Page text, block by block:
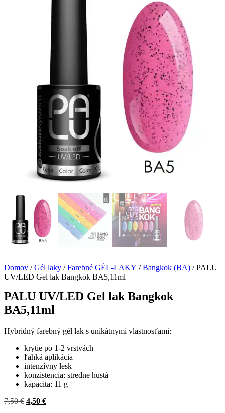
Domov /Gél laky /Farebné GÉL-LAKY /Bangkok (BA) / PALU
UV/LED Gel lak Bangkok BA5,11ml
PALU UV/LED Gel lak Bangkok
BA5,11ml
Hybridný farebný gél lak s unikátnymi vlastnosťami:
krytie po 1-2 vrstvách
ľahká aplikácia
intenzívny lesk
konzistencia: stredne hustá
kapacita: 11 g
7,50€ Pôvodná
4,50 €Aktuálna